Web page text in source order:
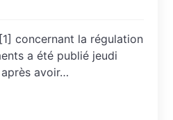
concernant la régulation
a été publié jeudi
avoir…